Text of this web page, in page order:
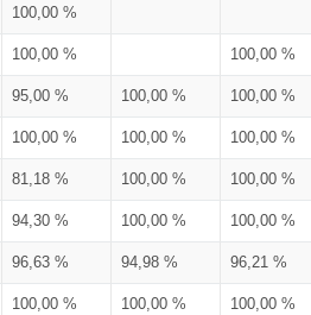
100,00 %
100,00 % 100,00 %
95,00 % 100,00 % 100,00 %
100,00 % 100,00 % 100,00 %
81,18 % 100,00 % 100,00 %
94,30 % 100,00 % 100,00 %
96,63 % 94,98 % 96,21 %
100,00 % 100,00 % 100,00 %